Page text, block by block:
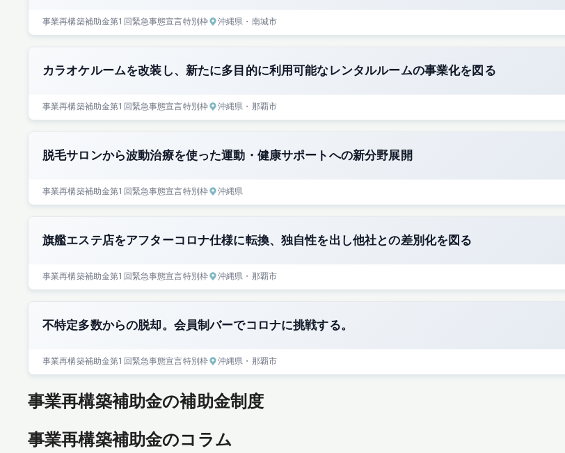
事業再構築補助金第1回緊急事態宣言特別枠 沖縄県 ・南城市
カラオケルームを改装し、新たに多目的に利用可能なレンタルルームの事業化を図る
事業再構築補助金第1回緊急事態宣言特別枠 沖縄県 ・那覇市
脱毛サロンから波動治療を使った運動・健康サポートへの新分野展開
事業再構築補助金第1回緊急事態宣言特別枠 沖縄県
旗艦エステ店をアフターコロナ仕様に転換、独自性を出し他社との差別化を図る
事業再構築補助金第1回緊急事態宣言特別枠 沖縄県 ・那覇市
不特定多数からの脱却。会員制バーでコロナに挑戦する。
事業再構築補助金第1回緊急事態宣言特別枠 沖縄県 ・那覇市
事業再構築補助金の補助金制度
事業再構築補助金のコラム